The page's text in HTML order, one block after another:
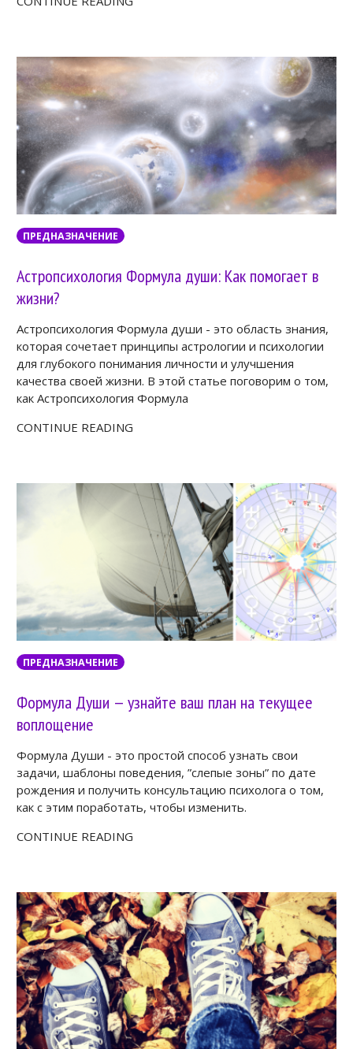
ПРЕДНАЗНАЧЕНИЕ
Астропсихология Формула души: Как помогает в
жизни?
Астропсихология Формула души - это область знания,
которая сочетает принципы астрологии и психологии
для глубокого понимания личности и улучшения
качества своей жизни. В этой статье поговорим о том,
как Астропсихология Формула
CONTINUE READING
ПРЕДНАЗНАЧЕНИЕ
Формула Души — узнайте ваш план на текущее
воплощение
Формула Души - это простой способ узнать свои
задачи, шаблоны поведения, ”слепые зоны” по дате
рождения и получить консультацию психолога о том,
как с этим поработать, чтобы изменить.
CONTINUE READING